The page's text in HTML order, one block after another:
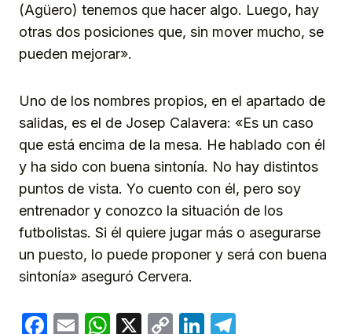
(Agüero) tenemos que hacer algo. Luego, hay
otras dos posiciones que, sin mover mucho, se
pueden mejorar».
Uno de los nombres propios, en el apartado de
salidas, es el de Josep Calavera: «Es un caso
que está encima de la mesa. He hablado con él
y ha sido con buena sintonía. No hay distintos
puntos de vista. Yo cuento con él, pero soy
entrenador y conozco la situación de los
futbolistas. Si él quiere jugar más o asegurarse
un puesto, lo puede proponer y será con buena
sintonía» aseguró Cervera.
Facebook
EmailWhatsApp
X
CopyLinkedIn